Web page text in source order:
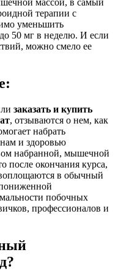
массой, в самый
терапии с
уменьшить
50 мг в неделю. И если
можно смело ее
заказать и купить
, отзываются о нем, как
набрать
и здоровью
набранной, мышечной
после окончания курса,
в обычный
побочных
профессионалов и